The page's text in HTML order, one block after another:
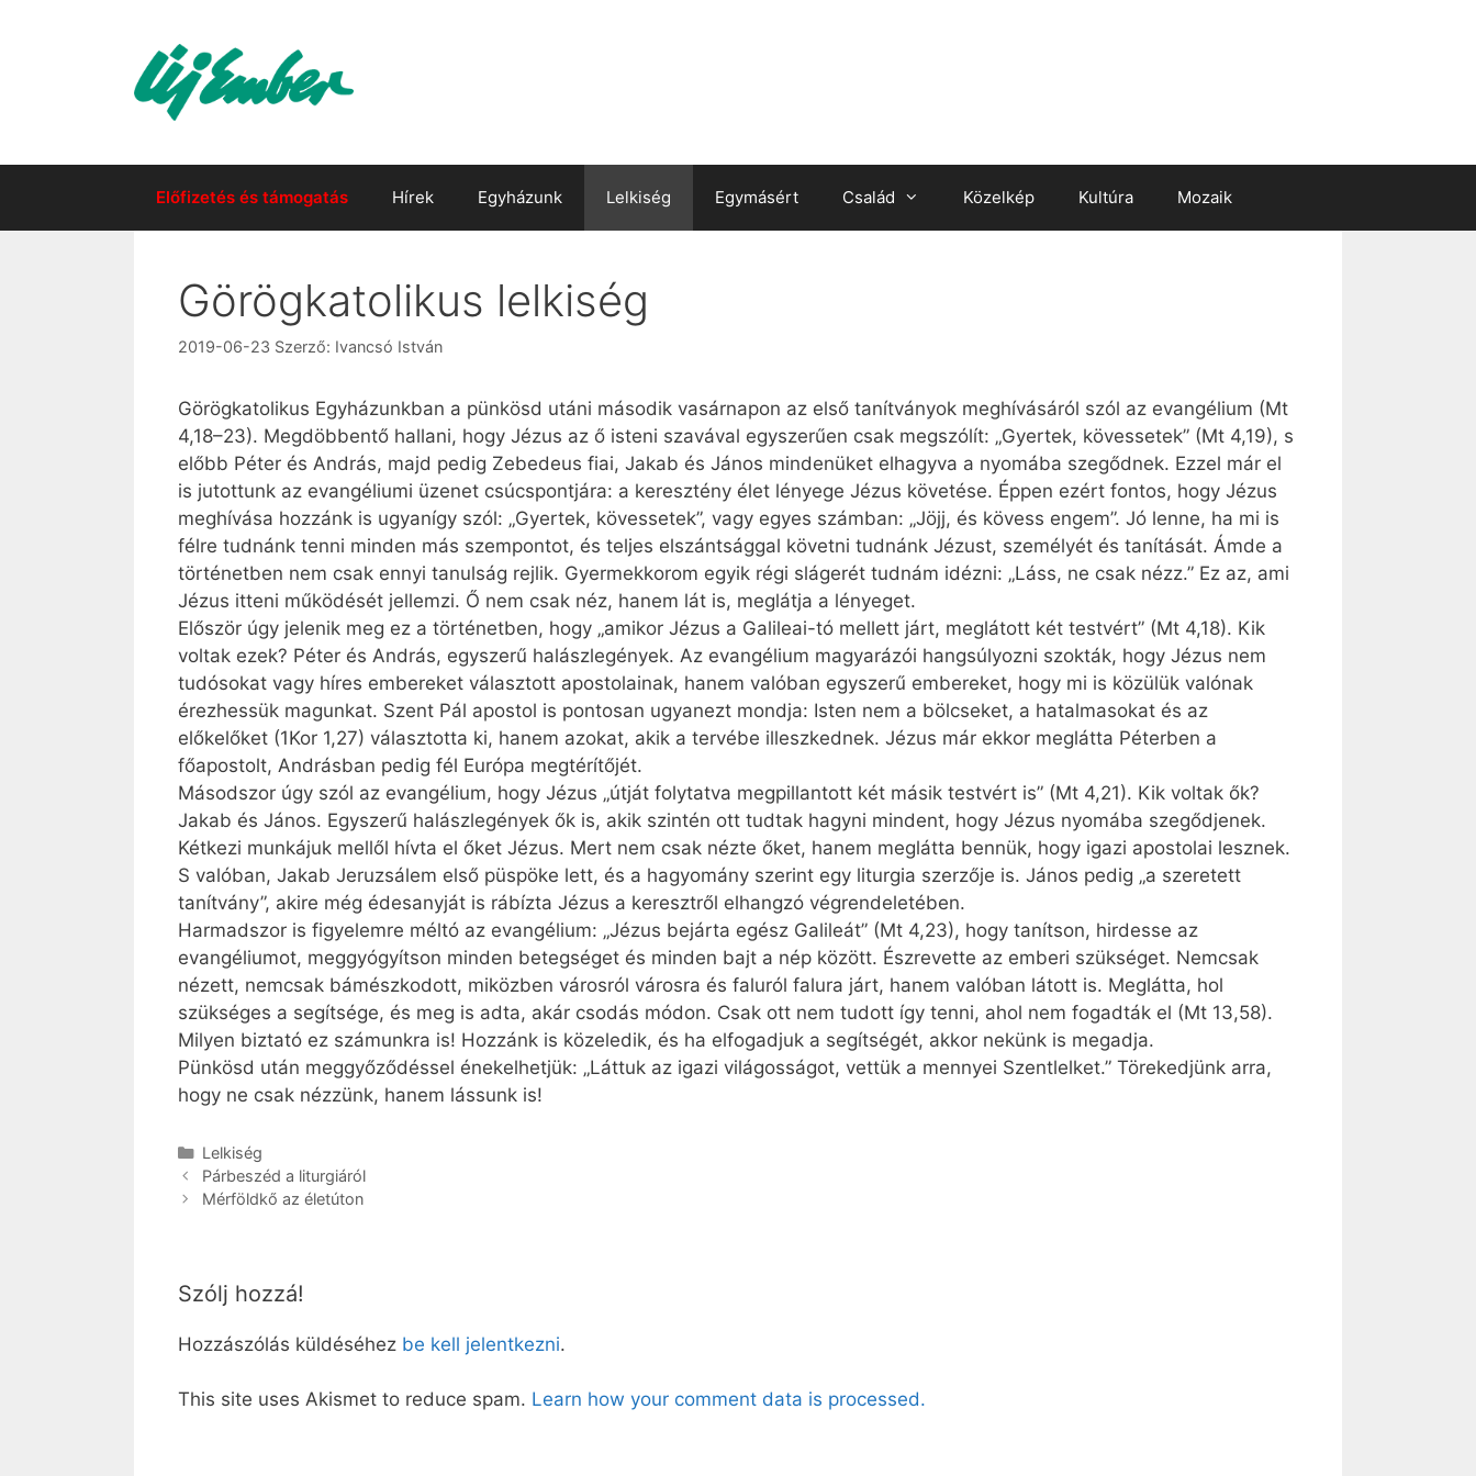
Előfizetés és támogatás Hírek Egyházunk Lelkiség Egymásért Család Közelkép Kultúra Mozaik
Görögkatolikus lelkiség
2019-06-23 Szerző: Ivancsó István
Görögkatolikus Egyházunkban a pünkösd utáni második vasárnapon az első tanítványok meghívásáról szól az evangélium (Mt
4,18–23). Megdöbbentő hallani, hogy Jézus az ő isteni szavával egyszerűen csak megszólít: „Gyertek, kövessetek” (Mt 4,19), s
előbb Péter és András, majd pedig Zebedeus fiai, Jakab és János mindenüket elhagyva a nyomába szegődnek. Ezzel már el
is jutottunk az evangéliumi üzenet csúcspontjára: a keresztény élet lényege Jézus követése. Éppen ezért fontos, hogy Jézus
meghívása hozzánk is ugyanígy szól: „Gyertek, kövessetek”, vagy egyes számban: „Jöjj, és kövess engem”. Jó lenne, ha mi is
félre tudnánk tenni minden más szempontot, és teljes elszántsággal követni tudnánk Jézust, személyét és tanítását. Ámde a
történetben nem csak ennyi tanulság rejlik. Gyermekkorom egyik régi slágerét tudnám idézni: „Láss, ne csak nézz.” Ez az, ami
Jézus itteni működését jellemzi. Ő nem csak néz, hanem lát is, meglátja a lényeget.
Először úgy jelenik meg ez a történetben, hogy „amikor Jézus a Galileai-tó mellett járt, meglátott két testvért” (Mt 4,18). Kik
voltak ezek? Péter és András, egyszerű halászlegények. Az evangélium magyarázói hangsúlyozni szokták, hogy Jézus nem
tudósokat vagy híres embereket választott apostolainak, hanem valóban egyszerű embereket, hogy mi is közülük valónak
érezhessük magunkat. Szent Pál apostol is pontosan ugyanezt mondja: Isten nem a bölcseket, a hatalmasokat és az
előkelőket (1Kor 1,27) választotta ki, hanem azokat, akik a tervébe illeszkednek. Jézus már ekkor meglátta Péterben a
főapostolt, Andrásban pedig fél Európa megtérítőjét.
Másodszor úgy szól az evangélium, hogy Jézus „útját folytatva megpillantott két másik testvért is” (Mt 4,21). Kik voltak ők?
Jakab és János. Egyszerű halászlegények ők is, akik szintén ott tudtak hagyni mindent, hogy Jézus nyomába szegődjenek.
Kétkezi munkájuk mellől hívta el őket Jézus. Mert nem csak nézte őket, hanem meglátta bennük, hogy igazi apostolai lesznek.
S valóban, Jakab Jeruzsálem első püspöke lett, és a hagyomány szerint egy liturgia szerzője is. János pedig „a szeretett
tanítvány”, akire még édesanyját is rábízta Jézus a keresztről elhangzó végrendeletében.
Harmadszor is figyelemre méltó az evangélium: „Jézus bejárta egész Galileát” (Mt 4,23), hogy tanítson, hirdesse az
evangéliumot, meggyógyítson minden betegséget és minden bajt a nép között. Észrevette az emberi szükséget. Nemcsak
nézett, nemcsak bámészkodott, miközben városról városra és faluról falura járt, hanem valóban látott is. Meglátta, hol
szükséges a segítsége, és meg is adta, akár csodás módon. Csak ott nem tudott így tenni, ahol nem fogadták el (Mt 13,58).
Milyen biztató ez számunkra is! Hozzánk is közeledik, és ha elfogadjuk a segítségét, akkor nekünk is megadja.
Pünkösd után meggyőződéssel énekelhetjük: „Láttuk az igazi világosságot, vettük a mennyei Szentlelket.” Törekedjünk arra,
hogy ne csak nézzünk, hanem lássunk is!
Kategória
Lelkiség
Párbeszéd a liturgiáról
Mérföldkő az életúton
Szólj hozzá!
Hozzászólás küldéséhez be kell jelentkezni.
This site uses Akismet to reduce spam. Learn how your comment data is processed.